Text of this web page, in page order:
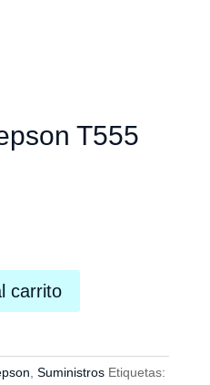
T555
carrito
, Suministros Etiquetas: